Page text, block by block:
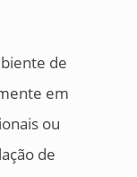
de
em
ou
de